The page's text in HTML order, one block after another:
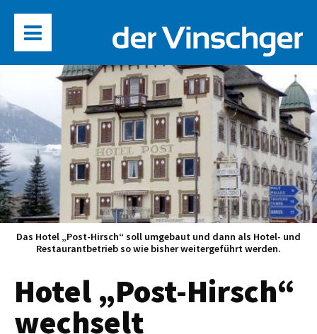
Das Hotel „Post-Hirsch“ soll umgebaut und dann als Hotel- und
Restaurantbetrieb so wie bisher weitergeführt werden.
Hotel „Post-Hirsch“
wechselt